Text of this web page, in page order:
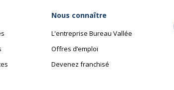
Nous connaître
L'entreprise Bureau Vallée
Offres d’emploi
Devenez franchisé